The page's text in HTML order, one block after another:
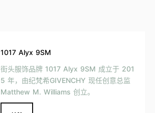
1017 Alyx 9SM
街头服饰品牌 1017 Alyx 9SM 成立于 201
5 年，由纪梵希GIVENCHY 现任创意总监
Matthew M. Williams 创立。